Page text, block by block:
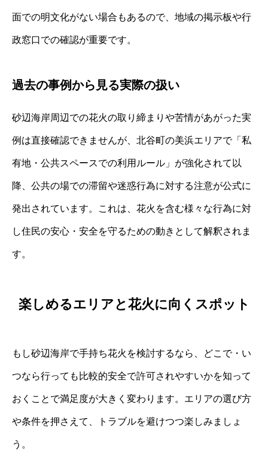
面での明文化がない場合もあるので、地域の掲示板や行
政窓口での確認が重要です。
過去の事例から見る実際の扱い
砂辺海岸周辺での花火の取り締まりや苦情があがった実
例は直接確認できませんが、北谷町の美浜エリアで「私
有地・公共スペースでの利用ルール」が強化されて以
降、公共の場での滞留や迷惑行為に対する注意が公式に
発出されています。これは、花火を含む様々な行為に対
し住民の安心・安全を守るための動きとして解釈されま
す。
楽しめるエリアと花火に向くスポット
もし砂辺海岸で手持ち花火を検討するなら、どこで・い
つなら行っても比較的安全で許可されやすいかを知って
おくことで満足度が大きく変わります。エリアの選び方
や条件を押さえて、トラブルを避けつつ楽しみましょ
う。